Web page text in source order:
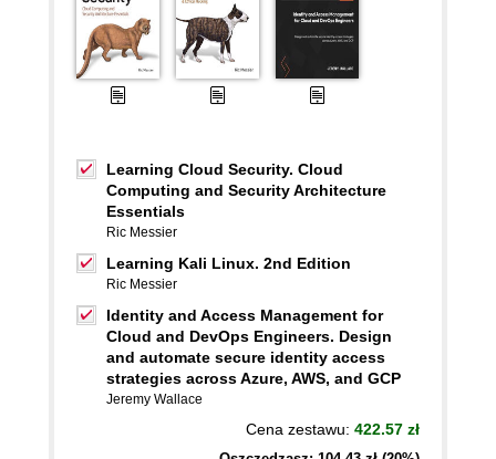
Learning Cloud Security. Cloud
Computing and Security Architecture
Essentials
Ric Messier
Learning Kali Linux. 2nd Edition
Ric Messier
Identity and Access Management for
Cloud and DevOps Engineers. Design
and automate secure identity access
strategies across Azure, AWS, and GCP
Jeremy Wallace
Cena zestawu: 422.57 zł